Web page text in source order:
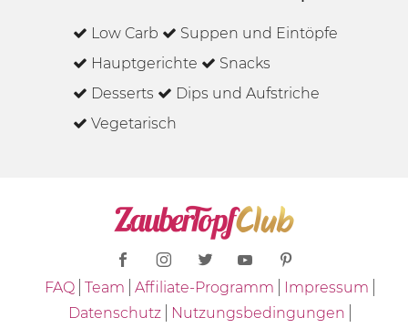
Low Carb
Suppen und Eintöpfe
Hauptgerichte
Snacks
Desserts
Dips und Aufstriche
Vegetarisch
FAQ Team Affiliate-Programm
Impressum
Datenschutz
Nutzungsbedingungen